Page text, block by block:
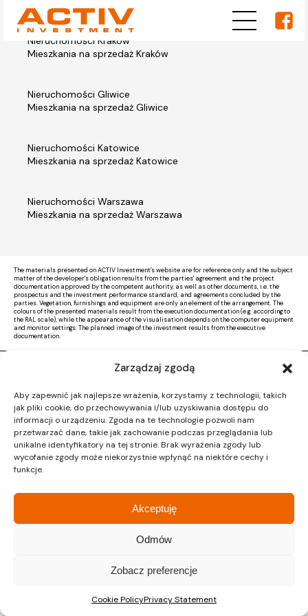
Zarządzaj zgodą
Aby zapewnić jak najlepsze wrażenia, korzystamy z technologii, takich
jak pliki cookie, do przechowywania i/lub uzyskiwania dostępu do
informacji o urządzeniu. Zgoda na te technologie pozwoli nam
przetwarzać dane, takie jak zachowanie podczas przeglądania lub
unikalne identyfikatory na tej stronie. Brak wyrażenia zgody lub
wycofanie zgody może niekorzystnie wpłynąć na niektóre cechy i
funkcje.
Akceptuję
Odmów
Zobacz preferencje
Cookie PolicyPrivacy Statement
Nieruchomości Kraków
Mieszkania na sprzedaż Kraków
Nieruchomości Gliwice
Mieszkania na sprzedaż Gliwice
Nieruchomości Katowice
Mieszkania na sprzedaż Katowice
Nieruchomości Warszawa
Mieszkania na sprzedaż Warszawa
The materials presented on ACTIV Investment's website are for reference only and the subject
matter of the developer's obligation results from the parties' agreement and the project
documentation approved by the competent authority, as well as other documents, i.e. the
prospectus and the investment performance standard, and agreements concluded by the
parties. Vegetation, furnishings and equipment are only an element of the arrangement. The
colours of the presented materials result from the execution documentation (e.g. according to
the RAL scale), while the appearance of the visualisation depends on the computer equipment
and monitor settings. The planned image of the investment results from the executive
documentation.
Activ Investment|Polityka prywatności
Design by CTL MEDIA | Strona www: Proformat